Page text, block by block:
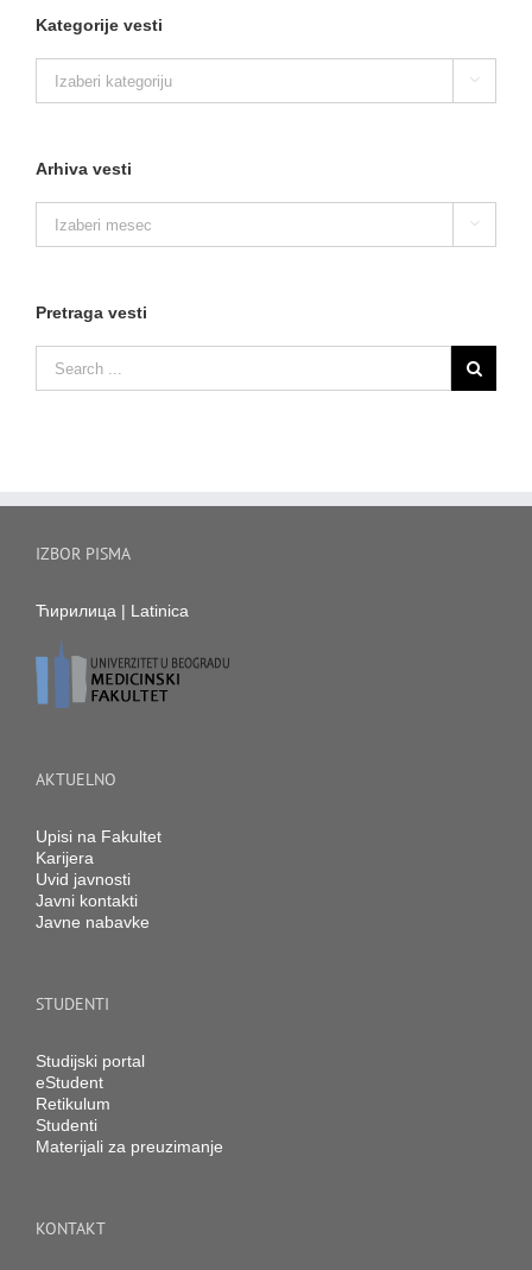
Kategorije vesti
vesti

Arhiva vesti
vesti

Pretraga vesti
IZBOR PISMA
Ћирилица | Latinica
AKTUELNO
Upisi na Fakultet
Karijera
Uvid javnosti
Javni kontakti
Javne nabavke
STUDENTI
Studijski portal
eStudent
Retikulum
Studenti
Materijali za preuzimanje
KONTAKT